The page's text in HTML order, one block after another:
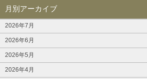
月別アーカイブ
2026年7月
2026年6月
2026年5月
2026年4月